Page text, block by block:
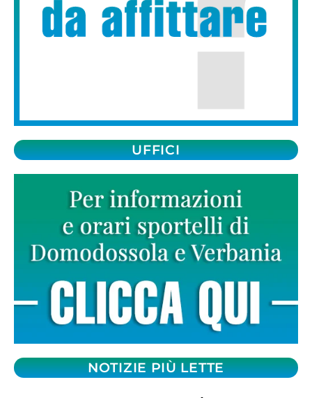
UFFICI
NOTIZIE PIÙ LETTE